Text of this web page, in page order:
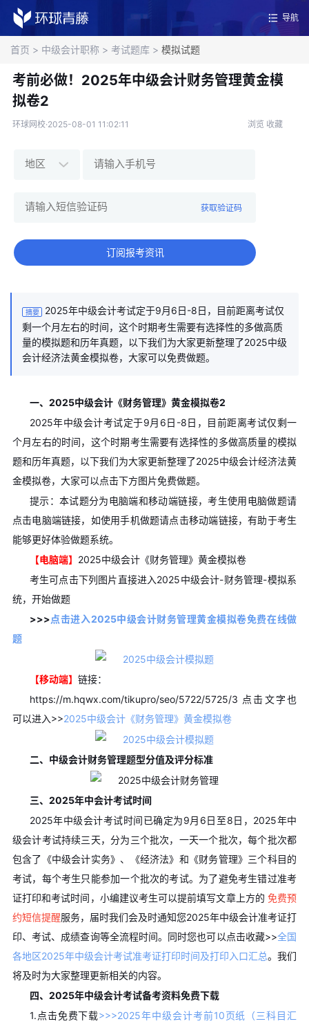
导航
首页 > 中级会计职称 > 考试题库 > 模拟试题
考前必做！2025年中级会计财务管理黄金模
拟卷2
环球网校·2025-08-01 11:02:11 浏览 收藏
获取验证码
订阅报考资讯
摘要
2025年中级会计考试定于9月6日-8日，目前距离考试仅
剩一个月左右的时间，这个时期考生需要有选择性的多做高质
量的模拟题和历年真题，以下我们为大家更新整理了2025中级
会计经济法黄金模拟卷，大家可以免费做题。
一、2025中级会计《财务管理》黄金模拟卷2
2025年中级会计考试定于9月6日-8日，目前距离考试仅剩一
个月左右的时间，这个时期考生需要有选择性的多做高质量的模拟
题和历年真题，以下我们为大家更新整理了2025中级会计经济法黄
金模拟卷，大家可以点击下方图片免费做题。
提示：本试题分为电脑端和移动端链接，考生使用电脑做题请
点击电脑端链接，如使用手机做题请点击移动端链接，有助于考生
能够更好体验做题系统。
【电脑端】 2025中级会计《财务管理》黄金模拟卷
考生可点击下列图片直接进入2025中级会计-财务管理-模拟系
统，开始做题
>>>点击进入2025中级会计财务管理黄金模拟卷免费在线做
题
【移动端】 链接：
https://m.hqwx.com/tikupro/seo/5722/5725/3 点击文字也
可以进入>>2025中级会计《财务管理》黄金模拟卷
二、中级会计财务管理题型分值及评分标准
三、2025年中会计考试时间
2025年中级会计考试时间已确定为9月6日至8日，2025年中
级会计考试持续三天，分为三个批次，一天一个批次，每个批次都
包含了《中级会计实务》、《经济法》和《财务管理》三个科目的
考试，每个考生只能参加一个批次的考试。为了避免考生错过准考
证打印和考试时间，小编建议考生可以提前填写文章上方的 免费预
约短信提醒服务，届时我们会及时通知您2025年中级会计准考证打
印、考试、成绩查询等全流程时间。同时您也可以点击收藏>>全国
各地区2025年中级会计考试准考证打印时间及打印入口汇总。我们
将及时为大家整理更新相关的内容。
四、2025年中级会计考试备考资料免费下载
1.点击免费下载>>>2025年中级会计考前10页纸（三科目汇